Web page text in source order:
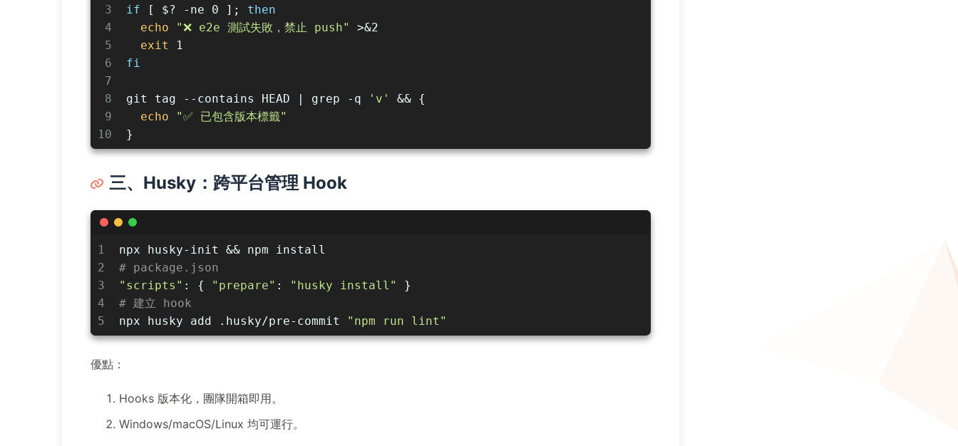
3
4
5
6
7
8
9
10
if [ $? -ne 0 ]; then
echo
"❌ e2e 測試失敗，禁止 push"
>&2
exit
1
fi
git tag --contains HEAD | grep -q 'v'
&& {
echo
"✅ 已包含版本標籤"
}
三、Husky：跨平台管理 Hook
1
2
3
4
5
npx husky-init && npm install
# package.json
"scripts" : { "prepare" : "husky install"
}
# 建立 hook
npx husky add .husky/pre-commit
"npm run lint"
優點：
Hooks 版本化，團隊開箱即用。
Windows/macOS/Linux 均可運行。